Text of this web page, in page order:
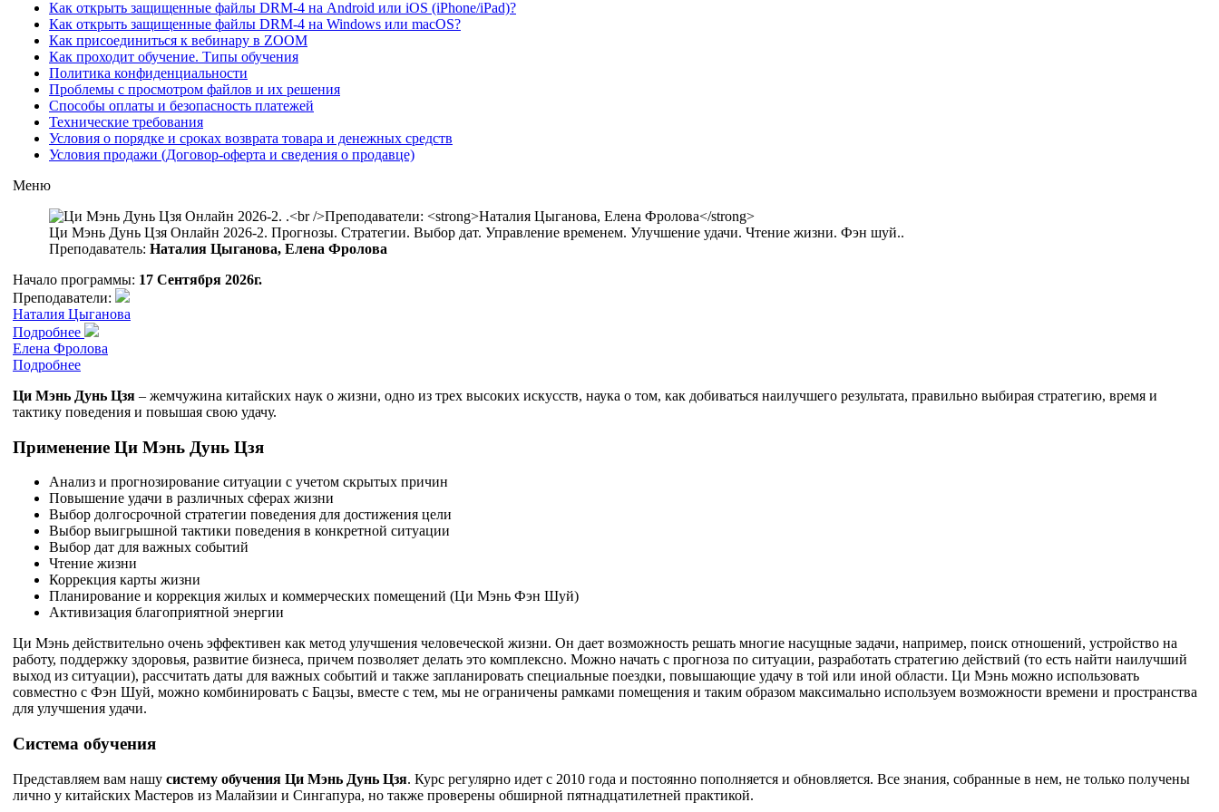
Как открыть защищенные файлы DRM-4 на Android или iOS (iPhone/iPad)?
Как открыть защищенные файлы DRM-4 на Windows или macOS?
Как присоединиться к вебинару в ZOOM
Как проходит обучение. Типы обучения
Политика конфиденциальности
Проблемы с просмотром файлов и их решения
Способы оплаты и безопасность платежей
Технические требования
Условия о порядке и сроках возврата товара и денежных средств
Условия продажи (Договор-оферта и сведения о продавце)
Меню
Ци Мэнь Дунь Цзя Онлайн 2026-2. Прогнозы. Стратегии. Выбор дат. Управление временем. Улучшение удачи. Чтение жизни. Фэн шуй..
Преподаватель: Наталия Цыганова, Елена Фролова
Начало программы: 17 Сентября 2026г.
Преподаватели:
Наталия Цыганова
Подробнее
Елена Фролова
Подробнее
Ци Мэнь Дунь Цзя – жемчужина китайских наук о жизни, одно из трех высоких искусств, наука о том, как добиваться наилучшего результата, правильно выбирая стратегию, время и
тактику поведения и повышая свою удачу.
Применение Ци Мэнь Дунь Цзя
Анализ и прогнозирование ситуации с учетом скрытых причин
Повышение удачи в различных сферах жизни
Выбор долгосрочной стратегии поведения для достижения цели
Выбор выигрышной тактики поведения в конкретной ситуации
Выбор дат для важных событий
Чтение жизни
Коррекция карты жизни
Планирование и коррекция жилых и коммерческих помещений (Ци Мэнь Фэн Шуй)
Активизация благоприятной энергии
Ци Мэнь действительно очень эффективен как метод улучшения человеческой жизни. Он дает возможность решать многие насущные задачи, например, поиск отношений, устройство на
работу, поддержку здоровья, развитие бизнеса, причем позволяет делать это комплексно. Можно начать с прогноза по ситуации, разработать стратегию действий (то есть найти наилучший
выход из ситуации), рассчитать даты для важных событий и также запланировать специальные поездки, повышающие удачу в той или иной области. Ци Мэнь можно использовать
совместно с Фэн Шуй, можно комбинировать с Бацзы, вместе с тем, мы не ограничены рамками помещения и таким образом максимально используем возможности времени и пространства
для улучшения удачи.
Система обучения
Представляем вам нашу систему обучения Ци Мэнь Дунь Цзя. Курс регулярно идет с 2010 года и постоянно пополняется и обновляется. Все знания, собранные в нем, не только получены
лично у китайских Мастеров из Малайзии и Сингапура, но также проверены обширной пятнадцатилетней практикой.